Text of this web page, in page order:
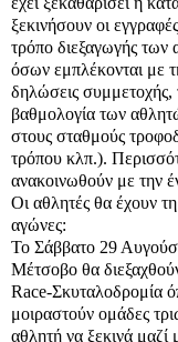
ξεκινήσουν οι
τρόπο διεξαγωγής
όσων εμπλέκονται με
δηλώσεις συμμετοχής,
βαθμολογία των
στους σταθμούς
τρόπου κλπ.).
ανακοινωθούν με την
Οι αθλητές θα έχουν
αγώνες:
Το Σάββατο 29
Μέτσοβο θα
Race-Σκυταλοδρομία
μοιραστούν ομάδες
αθλητή να ξεκινά